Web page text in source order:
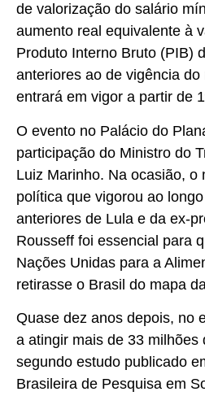
de valorização do salário
aumento real equivalente à
Produto Interno Bruto (PIB)
anteriores ao de vigência do
entrará em vigor a partir de
O evento no Palácio do
participação do Ministro do
Luiz Marinho. Na ocasião, o
política que vigorou ao
anteriores de Lula e da ex-
Rousseff foi essencial para
Nações Unidas para a
retirasse o Brasil do mapa
Quase dez anos depois, no
a atingir mais de 33 milhões
segundo estudo publicado
Brasileira de Pesquisa em